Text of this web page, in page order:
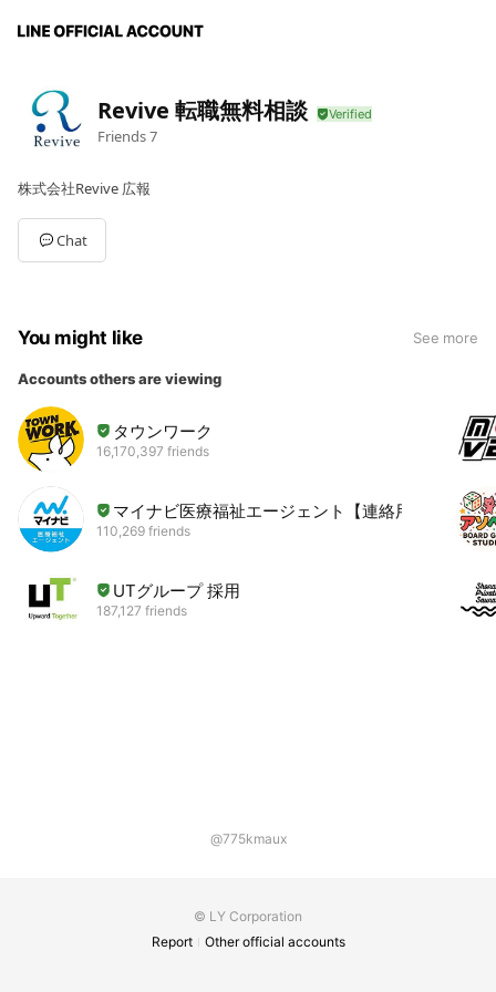
Revive 転職無料相談
Friends7
株式会社Revive 広報
Chat
You might like See more
Accounts others are viewing
タウンワーク
16,170,397 friends
マイナビ医療福祉エージェント【連絡用】
110,269 friends
UTグループ 採用
187,127 friends
@775kmaux
© LY Corporation
Report
Other official accounts